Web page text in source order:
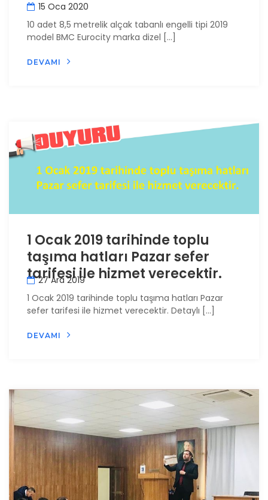
15 Oca 2020
10 adet 8,5 metrelik alçak tabanlı engelli tipi 2019
model BMC Eurocity marka dizel […]
DEVAMI
1 Ocak 2019 tarihinde toplu
taşıma hatları Pazar sefer
tarifesi ile hizmet verecektir.
27 Ara 2019
1 Ocak 2019 tarihinde toplu taşıma hatları Pazar
sefer tarifesi ile hizmet verecektir. Detaylı […]
DEVAMI